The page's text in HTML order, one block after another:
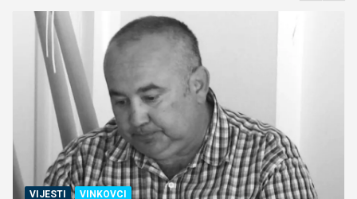
VIJESTI VINKOVCI